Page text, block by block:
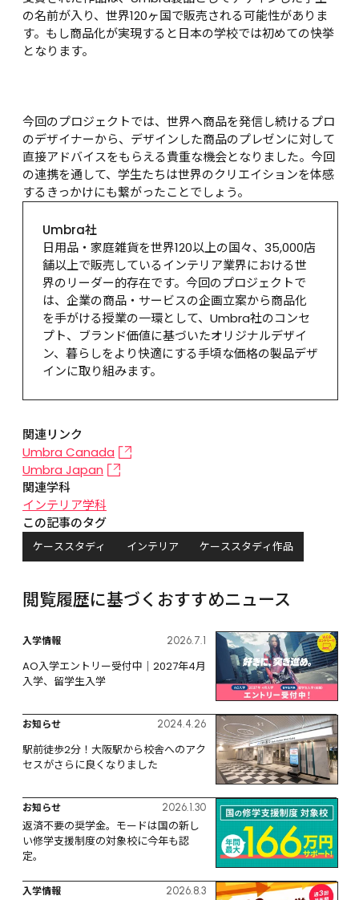
の名前が入り、世界120ヶ国で販売される可能性がありま
す。もし商品化が実現すると日本の学校では初めての快挙
となります。
今回のプロジェクトでは、世界へ商品を発信し続けるプロ
のデザイナーから、デザインした商品のプレゼンに対して
直接アドバイスをもらえる貴重な機会となりました。今回
の連携を通して、学生たちは世界のクリエイションを体感
するきっかけにも繋がったことでしょう。
Umbra社
日用品・家庭雑貨を世界120以上の国々、35,000店
舗以上で販売しているインテリア業界における世
界のリーダー的存在です。今回のプロジェクトで
は、企業の商品・サービスの企画立案から商品化
を手がける授業の一環として、Umbra社のコンセ
プト、ブランド価値に基づいたオリジナルデザイ
ン、暮らしをより快適にする手頃な価格の製品デザ
インに取り組みます。
関連リンク
Umbra Canada
Umbra Japan
関連学科
インテリア学科
この記事のタグ
ケーススタディ インテリア ケーススタディ作品
閲覧履歴に基づくおすすめニュース
入学情報 2026.7.1
AO入学エントリー受付中｜2027年4月
入学、留学生入学
お知らせ 2024.4.26
駅前徒歩2分！大阪駅から校舎へのアク
セスがさらに良くなりました
お知らせ 2026.1.30
返済不要の奨学金。モードは国の新し
い修学支援制度の対象校に今年も認
定。
入学情報 2026.8.3